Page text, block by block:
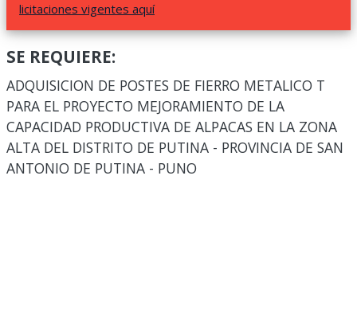
licitaciones vigentes aquí
SE REQUIERE:
ADQUISICION DE POSTES DE FIERRO METALICO T
PARA EL PROYECTO MEJORAMIENTO DE LA
CAPACIDAD PRODUCTIVA DE ALPACAS EN LA ZONA
ALTA DEL DISTRITO DE PUTINA - PROVINCIA DE SAN
ANTONIO DE PUTINA - PUNO